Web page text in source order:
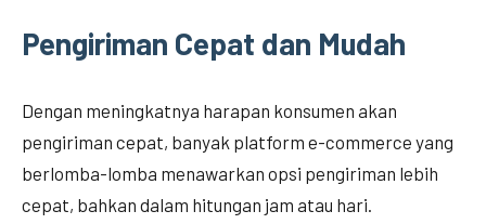
Pengiriman Cepat dan Mudah
Dengan meningkatnya harapan konsumen akan
pengiriman cepat, banyak platform e-commerce yang
berlomba-lomba menawarkan opsi pengiriman lebih
cepat, bahkan dalam hitungan jam atau hari.